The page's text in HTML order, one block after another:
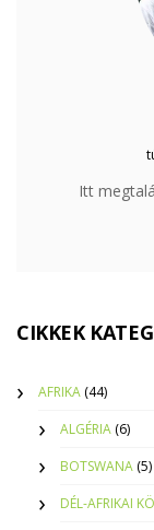
Itt
CIKKEK
AFRIKA (44)
ALGÉRIA (6)
BOTSWANA (5)
DÉL-AFRIKAI